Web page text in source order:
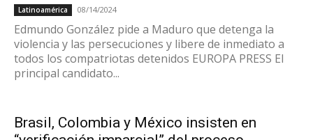
Latinoamérica 08/14/2024
Edmundo González pide a Maduro que detenga la
violencia y las persecuciones y libere de inmediato a
todos los compatriotas detenidos EUROPA PRESS El
principal candidato...
Brasil, Colombia y México insisten en